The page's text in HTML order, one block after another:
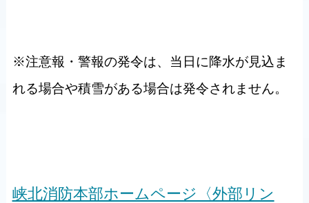
※注意報・警報の発令は、当日に降水が見込ま
れる場合や積雪がある場合は発令されません。
峡北消防本部ホームページ〈外部リン